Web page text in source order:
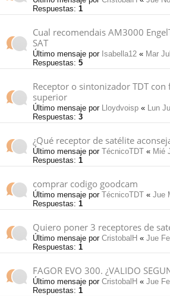
Respuestas: 1
Cual recomendais AM3000
SAT
Último mensaje por Isabella12 « Mar
Respuestas: 5
Receptor o sintonizador TDT
superior
Último mensaje por Lloydvoisp « Lun
Respuestas: 3
¿Qué receptor de satélite
Último mensaje por TécnicoTDT « Mié
Respuestas: 1
comprar codigo goodcam
Último mensaje por TécnicoTDT « Jue
Respuestas: 1
Quiero poner 3 receptores de
Último mensaje por CristobalH « Jue
Respuestas: 1
FAGOR EVO 300. ¿VALIDO
Último mensaje por CristobalH « Jue
Respuestas: 1